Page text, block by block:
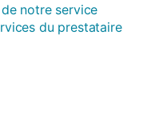
notre service
du prestataire